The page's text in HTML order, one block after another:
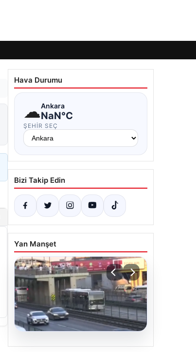
Hava Durumu
☁Ankara
NaN°C
ŞEHIR SEÇ
Bizi Takip Edin
Yan Manşet
04.08.2026